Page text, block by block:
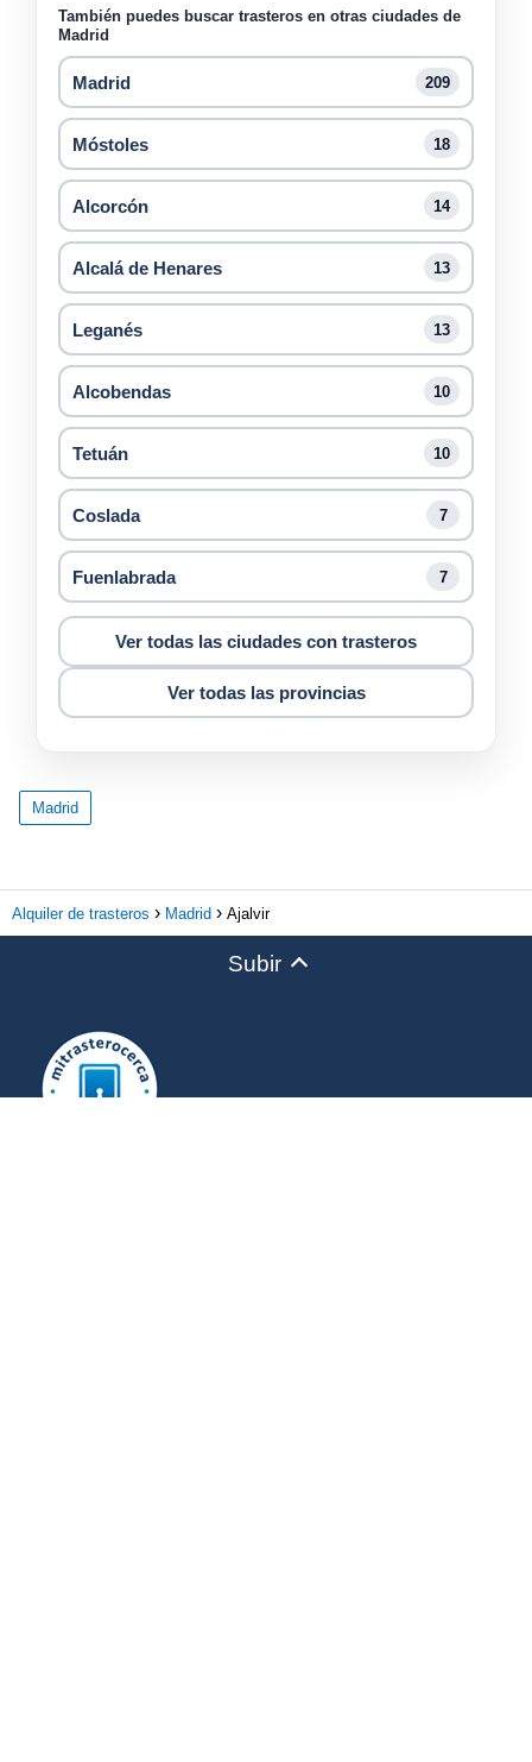
También puedes buscar trasteros en otras ciudades de
Madrid
Madrid 209
Móstoles 18
Alcorcón 14
Alcalá de Henares 13
Leganés 13
Alcobendas 10
Tetuán 10
Coslada 7
Fuenlabrada 7
Ver todas las ciudades con trasteros
Ver todas las provincias
Madrid
Alquiler de trasteros Madrid Ajalvir
Subir